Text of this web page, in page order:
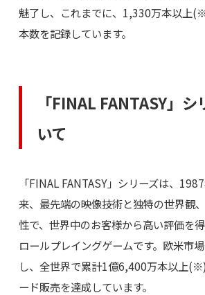
魅了し、これまでに、1,330万本以上
本数を記録しています。
「FINAL FANTASY」
いて
「FINAL FANTASY」シリーズは、
来、最先端の映像技術と独特の世界観
性で、世界中のお客様から高い評価を
ロールプレイングゲームです。欧米市
し、全世界で累計1億6,400万本以上
ード販売を達成しています。